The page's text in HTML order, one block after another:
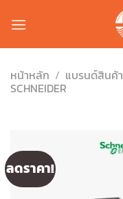
หน้าหลัก / แบรนด์สินค้า
SCHNEIDER
ลดราคา!